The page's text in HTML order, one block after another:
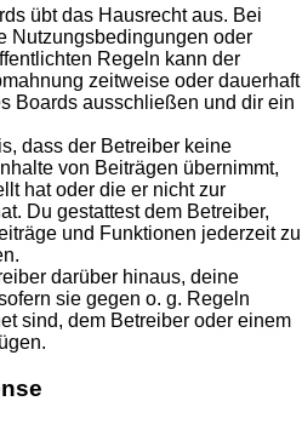
übt das Hausrecht aus. Bei
Nutzungsbedingungen oder
Regeln kann der
zeitweise oder dauerhaft
Boards ausschließen und dir ein
dass der Betreiber keine
von Beiträgen übernimmt,
hat oder die er nicht zur
Du gestattest dem Betreiber,
und Funktionen jederzeit zu
darüber hinaus, deine
sie gegen o. g. Regeln
sind, dem Betreiber oder einem